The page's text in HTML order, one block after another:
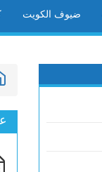
ضيوف الكويت